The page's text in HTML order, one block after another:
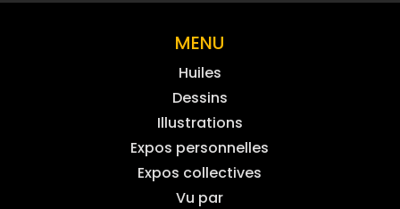
MENU
Huiles
Dessins
Illustrations
Expos personnelles
Expos collectives
Vu par